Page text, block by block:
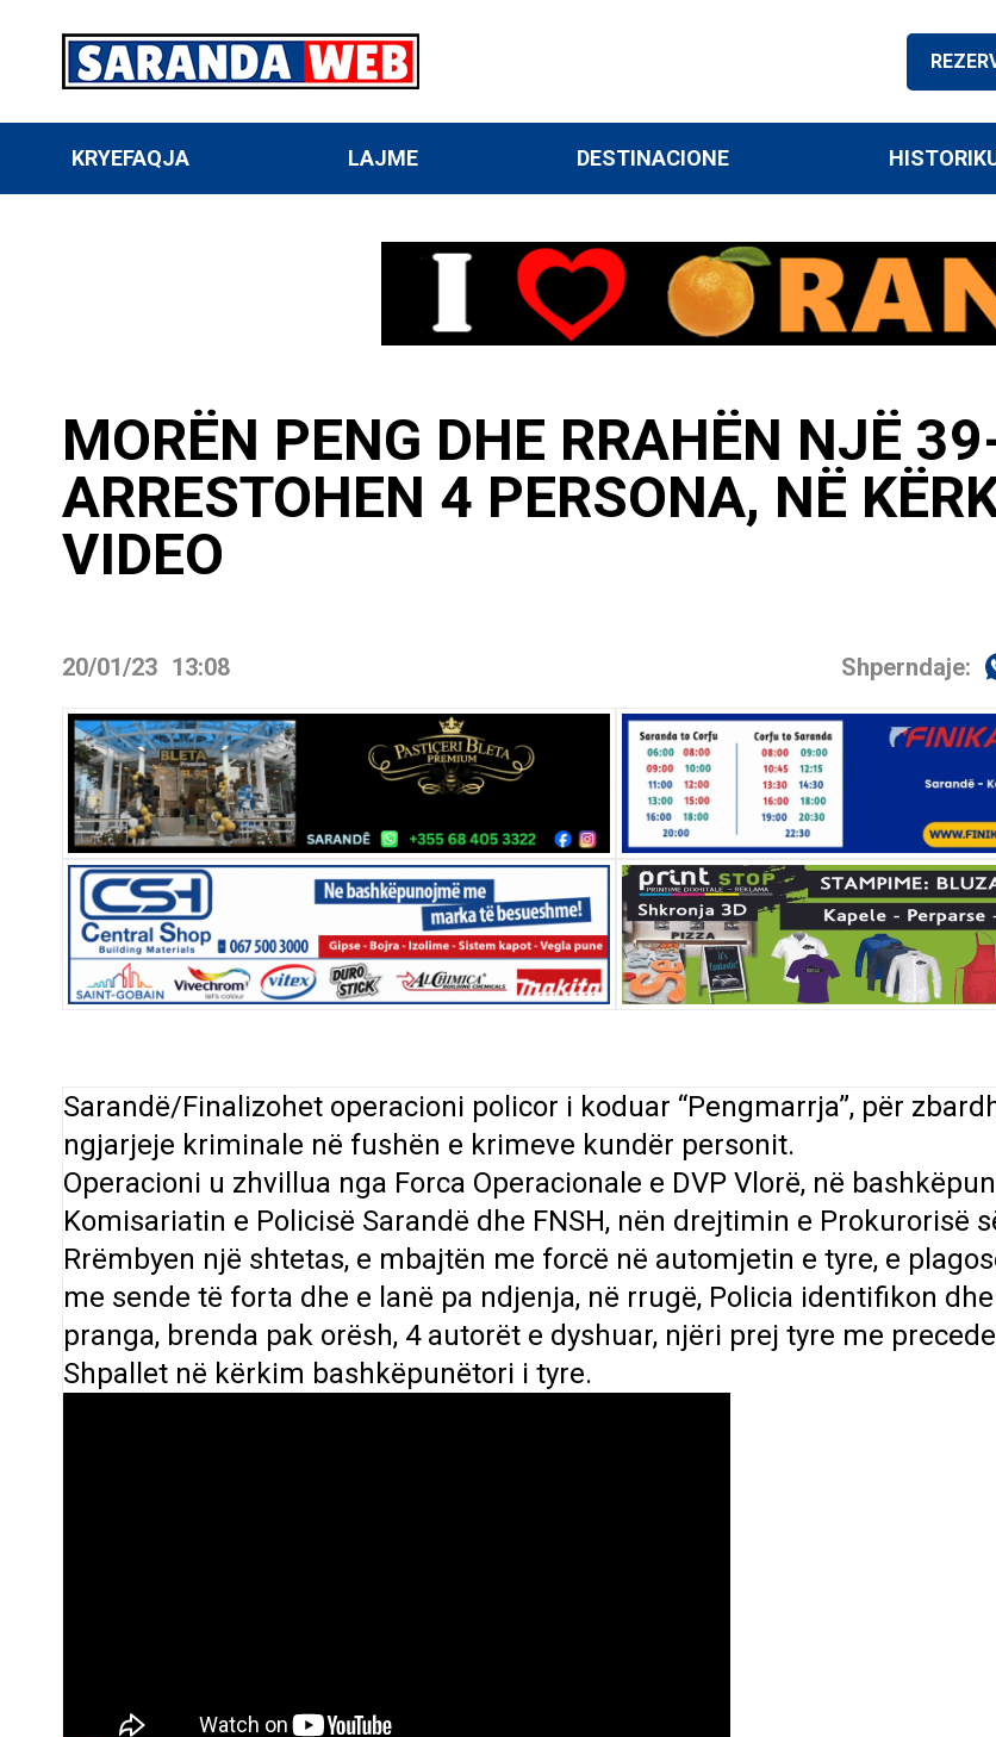
KRYEFAQJA LAJME DESTINACIONE
MORËN PENG DHE RRAHËN NJË
ARRESTOHEN 4 PERSONA, NË
VIDEO
20/01/23 13:08 Shperndaje:
Sarandë/Finalizohet operacioni policor i koduar “Pengmarrja”, për
ngjarjeje kriminale në fushën e krimeve kundër personit.
Operacioni u zhvillua nga Forca Operacionale e DVP Vlorë, në
Komisariatin e Policisë Sarandë dhe FNSH, nën drejtimin e Prokurorisë
Rrëmbyen një shtetas, e mbajtën me forcë në automjetin e tyre, e
me sende të forta dhe e lanë pa ndjenja, në rrugë, Policia identifikon
pranga, brenda pak orësh, 4 autorët e dyshuar, njëri prej tyre me
Shpallet në kërkim bashkëpunëtori i tyre.